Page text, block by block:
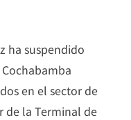
ha suspendido
en el sector de
de la Terminal de